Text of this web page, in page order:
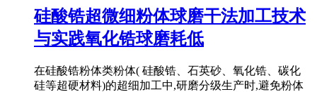
硅酸锆超微细粉体球磨干法加工技术
与实践氧化锆球磨耗低
在硅酸锆粉体类粉体( 硅酸锆、石英砂、氧化锆、碳化
硅等超硬材料)的超细加工中,研磨分级生产时,避免粉体